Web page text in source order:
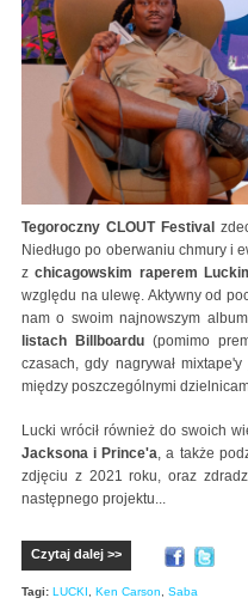
Tegoroczny CLOUT Festival
Niedługo po oberwaniu chmury i
zchicagowskim raperem
względu na ulewę. Aktywny od
nam o swoim najnowszym
listach Billboardu(pomimo
czasach, gdy nagrywał
między poszczególnymi
Lucki wrócił również do swoich
Jacksona i Prince'a, a także
zdjęciu z 2021 roku, oraz
następnego projektu...
Czytaj dalej >>
Tagi: LUCKI Ken Carson Saba